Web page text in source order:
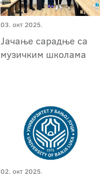
03. окт 2025.
Јачање сарадње са
музичким школама
02. окт 2025.